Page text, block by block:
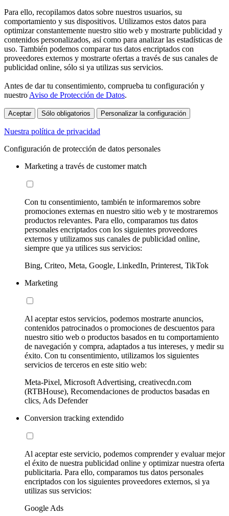
Para ello, recopilamos datos sobre nuestros usuarios, su
comportamiento y sus dispositivos. Utilizamos estos datos para
optimizar constantemente nuestro sitio web y mostrarte publicidad y
contenidos personalizados, así como para analizar las estadísticas de
uso. También podemos comparar tus datos encriptados con
proveedores externos y mostrarte ofertas a través de sus canales de
publicidad online, sólo si ya utilizas sus servicios.
Antes de dar tu consentimiento, comprueba tu configuración y
nuestro Aviso de Protección de Datos.
Aceptar Sólo obligatorios Personalizar la configuración
Nuestra política de privacidad
Configuración de protección de datos personales
Marketing a través de customer match
Con tu consentimiento, también te informaremos sobre
promociones externas en nuestro sitio web y te mostraremos
productos relevantes. Para ello, comparamos tus datos
personales encriptados con los siguientes proveedores
externos y utilizamos sus canales de publicidad online,
siempre que ya utilices sus servicios:
Bing, Criteo, Meta, Google, LinkedIn, Printerest, TikTok
Marketing
Al aceptar estos servicios, podemos mostrarte anuncios,
contenidos patrocinados o promociones de descuentos para
nuestro sitio web o productos basados en tu comportamiento
de navegación y compra, adaptados a tus intereses, y medir su
éxito. Con tu consentimiento, utilizamos los siguientes
servicios de terceros en este sitio web:
Meta-Pixel, Microsoft Advertising, creativecdn.com
(RTBHouse), Recomendaciones de productos basadas en
clics, Ads Defender
Conversion tracking extendido
Al aceptar este servicio, podemos comprender y evaluar mejor
el éxito de nuestra publicidad online y optimizar nuestra oferta
publicitaria. Para ello, comparamos tus datos personales
encriptados con los siguientes proveedores externos, si ya
utilizas sus servicios:
Google Ads